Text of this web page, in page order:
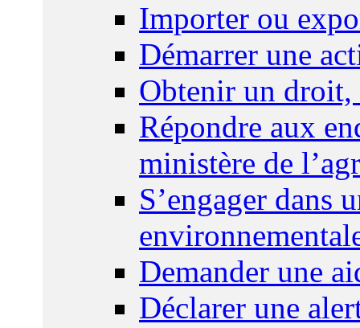
Importer ou
Démarrer une
Obtenir un droit,
Répondre aux
ministère de
S’engager dans
Demander une
Déclarer une